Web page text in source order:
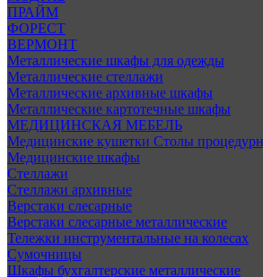
ПРАЙМ
ФОРЕСТ
ВЕРМОНТ
Металлические шкафы для одежды
Металлические стеллажи
Металлические архивные шкафы
Металлические картотечные шкафы
МЕДИЦИНСКАЯ МЕБЕЛЬ
Медицинские кушетки Столы
Медицинские шкафы
Стеллажи
Стеллажи архивные
Верстаки слесарные
Верстаки слесарные металлические
Тележки инструментальные на колесах
Сумочницы
Шкафы бухгалтерские металлические